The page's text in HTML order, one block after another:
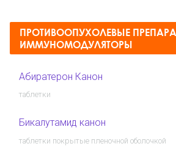
ПРОТИВООПУХОЛЕВЫЕ
ИММУНОМОДУЛЯТОРЫ
Абиратерон Канон
таблетки
Бикалутамид канон
таблетки покрытые пленочной оболочкой